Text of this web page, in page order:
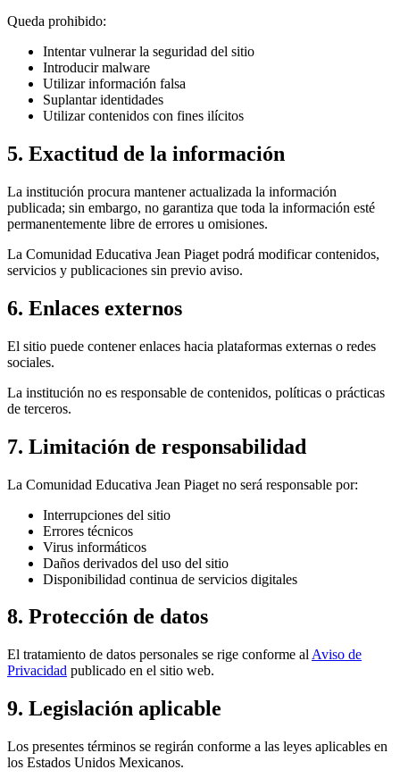
Queda prohibido:
Intentar vulnerar la seguridad del sitio
Introducir malware
Utilizar información falsa
Suplantar identidades
Utilizar contenidos con fines ilícitos
5. Exactitud de la información
La institución procura mantener actualizada la información
publicada; sin embargo, no garantiza que toda la información esté
permanentemente libre de errores u omisiones.
La Comunidad Educativa Jean Piaget podrá modificar contenidos,
servicios y publicaciones sin previo aviso.
6. Enlaces externos
El sitio puede contener enlaces hacia plataformas externas o redes
sociales.
La institución no es responsable de contenidos, políticas o prácticas
de terceros.
7. Limitación de responsabilidad
La Comunidad Educativa Jean Piaget no será responsable por:
Interrupciones del sitio
Errores técnicos
Virus informáticos
Daños derivados del uso del sitio
Disponibilidad continua de servicios digitales
8. Protección de datos
El tratamiento de datos personales se rige conforme al Aviso de
Privacidad publicado en el sitio web.
9. Legislación aplicable
Los presentes términos se regirán conforme a las leyes aplicables en
los Estados Unidos Mexicanos.